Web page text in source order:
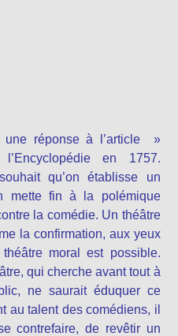
une réponse à l’article »
en 1757.
qu’on établisse un
mette fin à la polémique
la comédie. Un théâtre
la confirmation, aux yeux
moral est possible.
qui cherche avant tout à
ne saurait éduquer ce
au talent des comédiens, il
contrefaire, de revêtir un